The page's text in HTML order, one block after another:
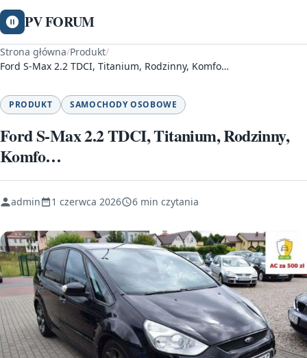
PV FORUM
Strona główna/Produkt/
Ford S-Max 2.2 TDCI, Titanium, Rodzinny, Komfo…
PRODUKT SAMOCHODY OSOBOWE
Ford S-Max 2.2 TDCI, Titanium, Rodzinny,
Komfo…
admin 1 czerwca 2026 6 min czytania